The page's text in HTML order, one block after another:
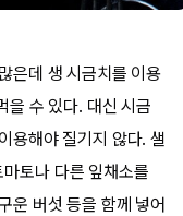
은데 생 시금치를 이용
을 수 있다. 대신 시금
용해야 질기지 않다. 샐
토나 다른 잎채소를
운 버섯 등을 함께 넣어